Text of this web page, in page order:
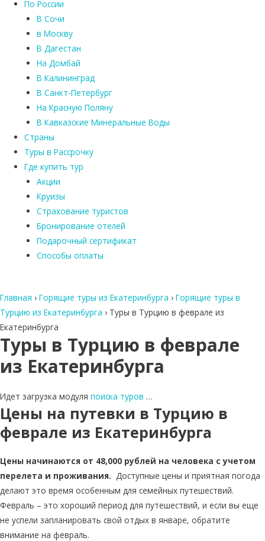
По России
В Сочи
в Москву
В Дагестан
На Домбай
В Калининград
В Санкт-Петербург
На Красную Поляну
В Кавказские Минеральные Воды
Страны
Туры в Рассрочку
Где купить тур
Акции
Круизы
Страхование туристов
Бронирование отелей
Подарочный сертификат
Способы оплаты
Главная › Горящие туры из Екатеринбурга › Горящие туры в
Турцию из Екатеринбурга › Туры в Турцию в феврале из
Екатеринбурга
Туры в Турцию в феврале
из Екатеринбурга
Идет загрузка модуля поиска туров …
Цены на путевки в Турцию в
феврале из Екатеринбурга
Цены начинаются от 48,000 рублей на человека с учетом
перелета и проживания. Доступные цены и приятная погода
делают это время особенным для семейных путешествий.
Февраль – это хороший период для путешествий, и если вы еще
не успели запланировать свой отдых в январе, обратите
внимание на февраль.